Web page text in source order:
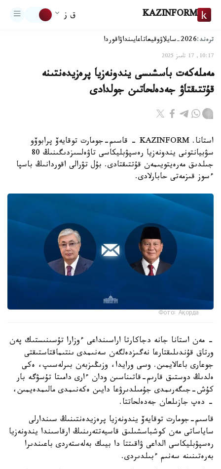
KAZINFORM ق ز
ترەند:2026-سايلاۋ وقيعاتاعايىنداۋاقوردا
10:17, 17 تامىز 2025
مەملەكەت باسشىسى يندونەزيا پرەزيدەنتىنە
قۇتتىقتاۋ جەدەلحاتىن جولدادى
استانا. KAZINFORM - قاسىم-جومارت توقايەۆ پرابوۆو
سۋبيانتونى يندونەزيا رەسپۋبليكاسى تاۋەلسىزدىگىنىڭ 80
جىلدىق مەرەيتويىمەن قۇتتىقتادى. بۇل تۋرالى اقوردانىڭ باسپا
ءسوز قىزمەتى حابارلادى.
Фото: Ақорда
- مەن استانا جانە دجاكارتا اراسىنداعى ءوزارا تۇسىنىستىك پەن
ورتاق قۇندىلىقتارعا نەگىزدەلگەن سەنىمدى ىنتىماقتاستىقتى
جوعارى باعالايمىن. وسى ورايدا، وزىڭىزبەن بىرلەسىپ، ەكى
ەلدىڭ دوستىق قارىم-قاتىناسىن ودان ءارى دامىتا تۇسۋگە بار
كۇش-جىگەرىمدى جۇمىلدىرۋعا دايىن ەكەنىمدى مالىمدەيمىن،
- دەپ جازىلعان جەدەلحاتتا.
قاسىم-جومارت توقايەۆ يندونەزيا پرەزيدەنتىنىڭ سىندارلى
ساياساتى مەن كوشباسشىلىق قاسيەتتەرىنىڭ ارقاسىندا يندونەزيا
رەسپۋبليكاسى الداعى ۋاقىتتا دا بيىك بەلەستەردى باعىندىرا
بەرەتىنىنە سەنىم ءبىلدىردى.